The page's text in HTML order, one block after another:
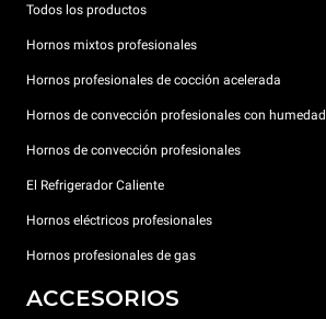
Todos los productos
Hornos mixtos profesionales
Hornos profesionales de cocción acelerada
Hornos de convección profesionales con humedad
Hornos de convección profesionales
El Refrigerador Caliente
Hornos eléctricos profesionales
Hornos profesionales de gas
ACCESORIOS